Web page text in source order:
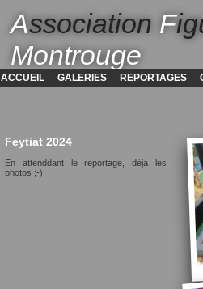
Association F
Montrouge
ACCUEIL GALERIES REPORTAGES
Feytiat 2024
En attenddant le reportage, déjà les
photos ;-)